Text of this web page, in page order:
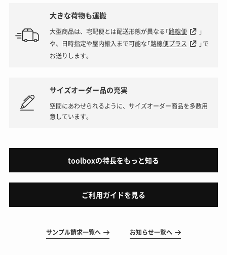
大きな荷物も運搬
大型商品は、宅配便とは配送形態が異なる「路線便
」
や、日時指定や屋内搬入まで可能な「路線便プラス
」で
お送りします。
サイズオーダー品の充実
空間にあわせられるように、サイズオーダー商品を多数用
意しています。
toolboxの特長をもっと知る
ご利用ガイドを見る
サンプル請求一覧へ お知らせ一覧へ